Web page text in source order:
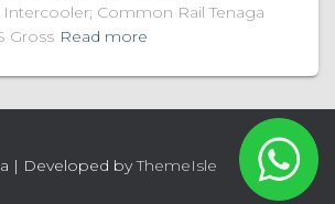
Common Rail Tenaga
Gross Read more
| Developed byThemeIsle